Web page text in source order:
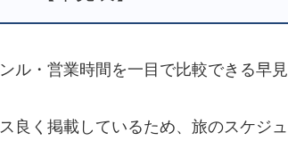
ル・営業時間を一目で比較できる早見
良く掲載しているため、旅のスケジュ